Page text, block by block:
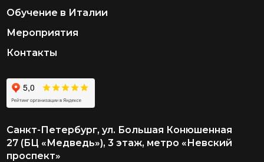
Обучение в Италии
Мероприятия
Контакты
Санкт-Петербург, ул. Большая Конюшенная
27 (БЦ «Медведь»), 3 этаж, метро «Невский
проспект»